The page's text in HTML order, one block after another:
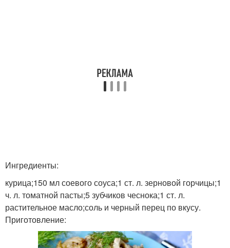
Корочка в медово-
горчичном соусе
Филе в духовке
Ингредиенты:
курица;150 мл соевого соуса;1 ст. л. зерновой горчицы;1
ч. л. томатной пасты;5 зубчиков чеснока;1 ст. л.
растительное масло;соль и черный перец по вкусу.
Приготовление: